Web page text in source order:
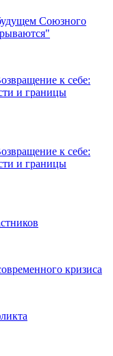
Союзного
к себе:
и границы
к себе:
и границы
кризиса